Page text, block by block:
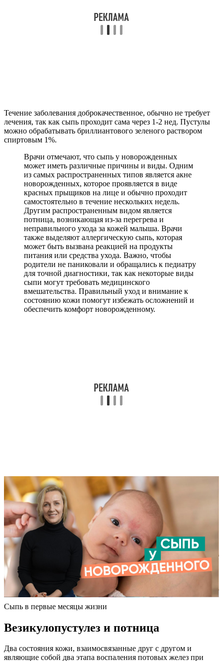
Течение заболевания доброкачественное, обычно не требует
лечения, так как сыпь проходит сама через 1-2 нед. Пустулы
можно обрабатывать бриллиантового зеленого раствором
спиртовым 1%.
Врачи отмечают, что сыпь у новорожденных
может иметь различные причины и виды. Одним
из самых распространенных типов является акне
новорожденных, которое проявляется в виде
красных прыщиков на лице и обычно проходит
самостоятельно в течение нескольких недель.
Другим распространенным видом является
потница, возникающая из-за перегрева и
неправильного ухода за кожей малыша. Врачи
также выделяют аллергическую сыпь, которая
может быть вызвана реакцией на продукты
питания или средства ухода. Важно, чтобы
родители не паниковали и обращались к педиатру
для точной диагностики, так как некоторые виды
сыпи могут требовать медицинского
вмешательства. Правильный уход и внимание к
состоянию кожи помогут избежать осложнений и
обеспечить комфорт новорожденному.
Сыпь в первые месяцы жизни
Везикулопустулез и потница
Два состояния кожи, взаимосвязанные друг с другом и
являющие собой два этапа воспаления потовых желез при